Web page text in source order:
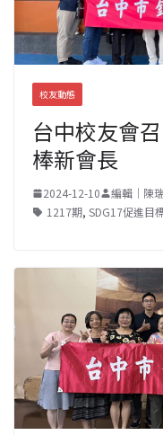
校友動態
台中校友會
棒新會長
2024-12-10
編輯｜陳
1217期, SDG17促進目